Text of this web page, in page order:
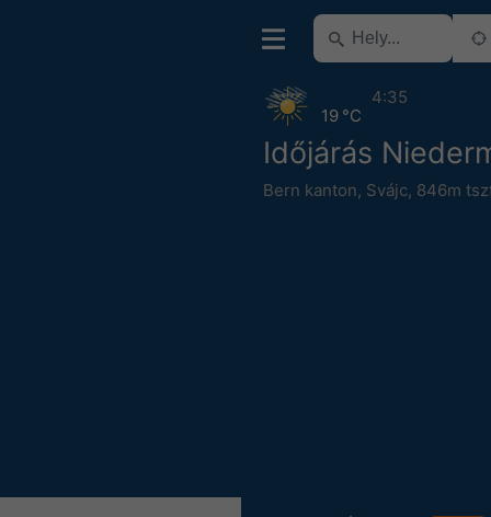
Időjárás
Bern kanton, Svájc, 846m
19 °C
4:35